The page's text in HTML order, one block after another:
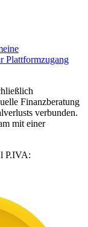
Plattformzugang
Finanzberatung
verbunden.
mit einer
P.IVA: